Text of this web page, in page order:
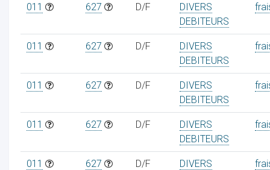
011 627 D/F
DIVERS
DEBITEURS
011 627 D/F
DIVERS
DEBITEURS
011 627 D/F
DIVERS
DEBITEURS
011 627 D/F
DIVERS
DEBITEURS
011 627 D/F
DIVERS